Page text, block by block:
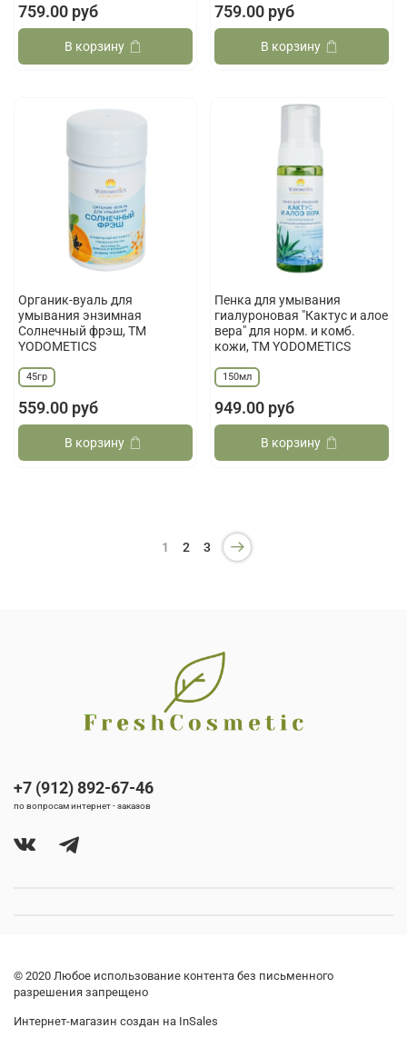
759.00 руб
В корзину
759.00 руб
В корзину
Органик-вуаль для
умывания энзимная
Cолнечный фрэш, ТМ
YODOMETICS
45гр
559.00 руб
В корзину
Пенка для умывания
гиалуроновая "Кактус и алое
вера" для норм. и комб.
кожи, ТМ YODOMETICS
150мл
949.00 руб
В корзину
1 2 3
+7 (912) 892-67-46
по вопросам интернет - заказов
© 2020 Любое использование контента без письменного
разрешения запрещено
Интернет-магазин создан на InSales